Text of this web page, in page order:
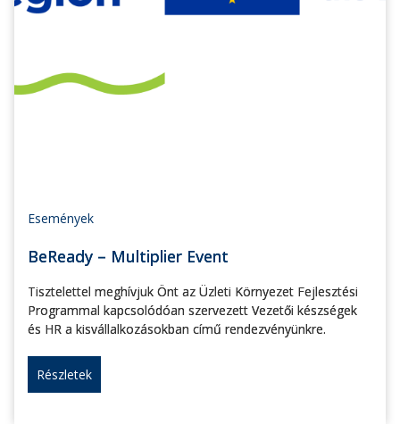
Események
BeReady – Multiplier Event
Tisztelettel meghívjuk Önt az Üzleti Környezet Fejlesztési
Programmal kapcsolódóan szervezett Vezetői készségek
és HR a kisvállalkozásokban című rendezvényünkre.
Részletek